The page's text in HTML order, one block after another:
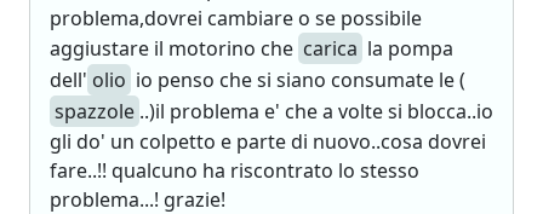
problema,dovrei cambiare o se possibile
aggiustare il motorino che carica la pompa
dell' olio io penso che si siano consumate le (
spazzole ..)il problema e' che a volte si blocca..io
gli do' un colpetto e parte di nuovo..cosa dovrei
fare..!! qualcuno ha riscontrato lo stesso
problema...! grazie!